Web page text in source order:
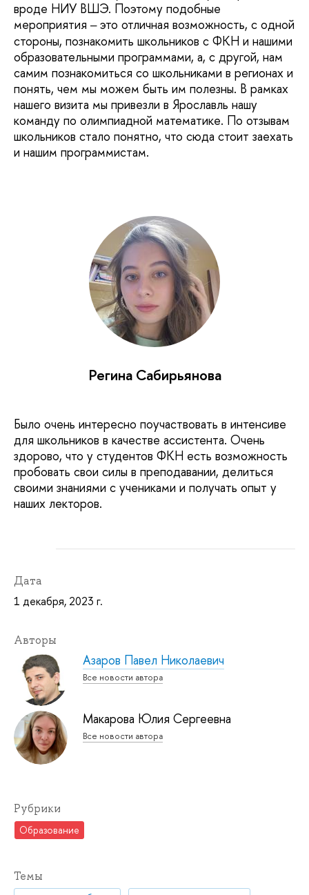
вроде НИУ ВШЭ. Поэтому подобные
мероприятия –это отличная возможность, с одной
стороны, познакомить школьников с ФКН и нашими
образовательными программами, а, с другой, нам
самим познакомиться со школьниками в регионах и
понять, чем мы можем быть им полезны. В рамках
нашего визита мы привезли в Ярославль нашу
команду по олимпиадной математике. По отзывам
школьников стало понятно, что сюда стоит заехать
и нашим программистам.
Регина Сабирьянова
Было очень интересно поучаствовать в интенсиве
для школьников в качестве ассистента. Очень
здорово, что у студентов ФКН есть возможность
пробовать свои силы в преподавании, делиться
своими знаниями с учениками и получать опыт у
наших лекторов.
Дата
1 декабря, 2023 г.
Авторы
Азаров Павел Николаевич
Все новости автора
Макарова Юлия Сергеевна
Все новости автора
Рубрики
Образование
Темы